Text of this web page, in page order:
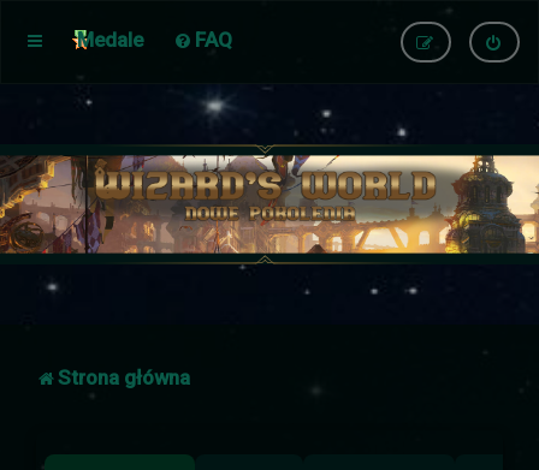
Medale FAQ
Strona główna